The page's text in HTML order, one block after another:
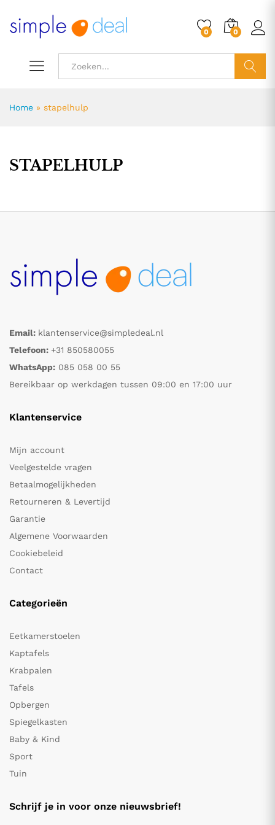
0 0
Home » stapelhulp
STAPELHULP
Email: klantenservice@simpledeal.nl
Telefoon: +31 850580055
WhatsApp: 085 058 00 55
Bereikbaar op werkdagen tussen 09:00 en 17:00 uur
Klantenservice
Mijn account
Veelgestelde vragen
Betaalmogelijkheden
Retourneren & Levertijd
Garantie
Algemene Voorwaarden
Cookiebeleid
Contact
Categorieën
Eetkamerstoelen
Kaptafels
Krabpalen
Tafels
Opbergen
Spiegelkasten
Baby & Kind
Sport
Tuin
Schrijf je in voor onze nieuwsbrief!